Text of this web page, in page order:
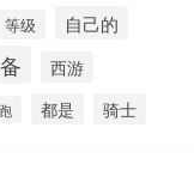
等级 自己的
西游
都是 骑士